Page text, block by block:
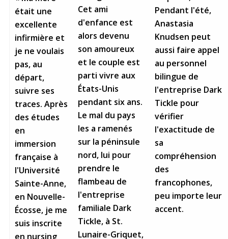
était une
excellente
infirmière et
je ne voulais
pas, au
départ,
suivre ses
traces. Après
des études
en
immersion
française à
l'Université
Sainte-Anne,
en Nouvelle-
Écosse, je me
suis inscrite
en nursing
Cet ami
d'enfance est
alors devenu
son amoureux
et le couple est
parti vivre aux
États-Unis
pendant six ans.
Le mal du pays
les a ramenés
sur la péninsule
nord, lui pour
prendre le
flambeau de
l'entreprise
familiale Dark
Tickle, à St.
Lunaire-Griquet,
Pendant l'été,
Anastasia
Knudsen peut
aussi faire appel
au personnel
bilingue de
l'entreprise Dark
Tickle pour
vérifier
l'exactitude de
sa
compréhension
des
francophones,
peu importe leur
accent.